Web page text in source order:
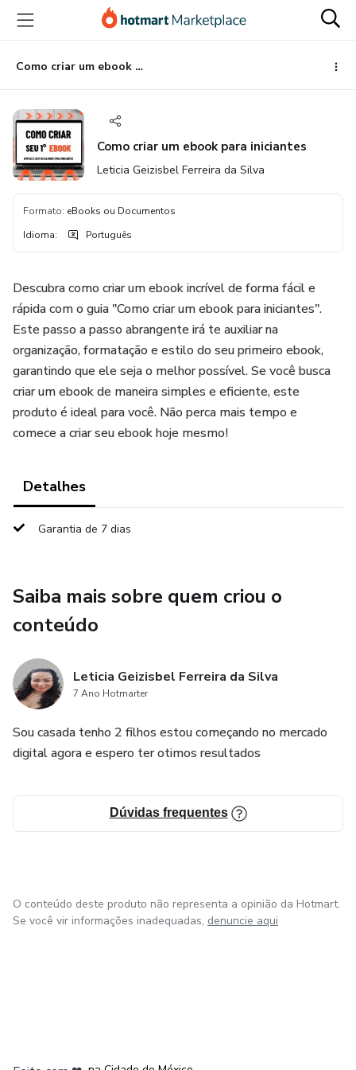
para
conteúdo
principal
para
pagamento
para
rodapé
Como criar um ebook para iniciantes
Como criar um ebook para iniciantes
Leticia Geizisbel Ferreira da Silva
Formato: eBooks ou Documentos
Idioma: Português
Descubra como criar um ebook incrível de forma fácil e
rápida com o guia "Como criar um ebook para iniciantes".
Este passo a passo abrangente irá te auxiliar na
organização, formatação e estilo do seu primeiro ebook,
garantindo que ele seja o melhor possível. Se você busca
criar um ebook de maneira simples e eficiente, este
produto é ideal para você. Não perca mais tempo e
comece a criar seu ebook hoje mesmo!
Detalhes
Garantia de 7 dias
Saiba mais sobre quem criou o
conteúdo
Leticia Geizisbel Ferreira da Silva
7 Ano Hotmarter
Sou casada tenho 2 filhos estou começando no mercado
digital agora e espero ter otimos resultados
Dúvidas frequentes
O conteúdo deste produto não representa a opinião da Hotmart.
Se você vir informações inadequadas, denuncie aqui